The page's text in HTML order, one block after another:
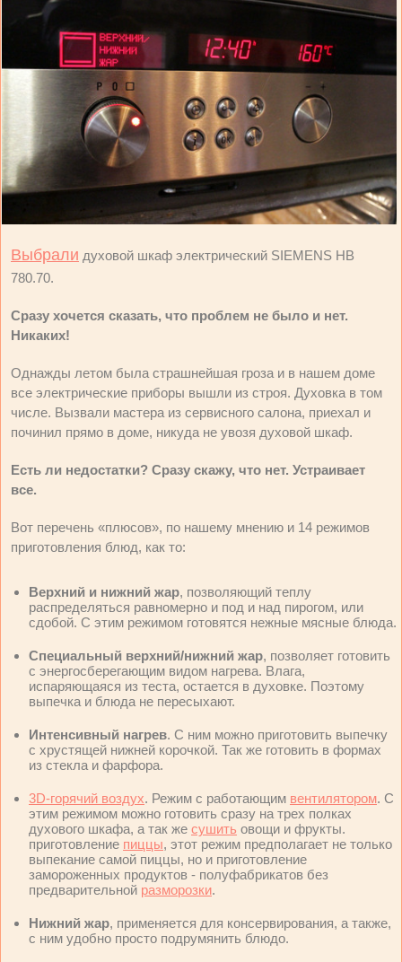
Выбрали духовой шкаф электрический SIEMENS HB
780.70.
Сразу хочется сказать, что проблем не было и нет.
Никаких!
Однажды летом была страшнейшая гроза и в нашем доме
все электрические приборы вышли из строя. Духовка в том
числе. Вызвали мастера из сервисного салона, приехал и
починил прямо в доме, никуда не увозя духовой шкаф.
Есть ли недостатки? Сразу скажу, что нет. Устраивает
все.
Вот перечень «плюсов», по нашему мнению и 14 режимов
приготовления блюд, как то:
Верхний и нижний жар, позволяющий теплу
распределяться равномерно и под и над пирогом, или
сдобой. С этим режимом готовятся нежные мясные блюда.
Специальный верхний/нижний жар, позволяет готовить
с энергосберегающим видом нагрева. Влага,
испаряющаяся из теста, остается в духовке. Поэтому
выпечка и блюда не пересыхают.
Интенсивный нагрев. С ним можно приготовить выпечку
с хрустящей нижней корочкой. Так же готовить в формах
из стекла и фарфора.
3D-горячий воздух. Режим с работающим вентилятором. С
этим режимом можно готовить сразу на трех полках
духового шкафа, а так же сушить овощи и фрукты.
приготовление пиццы, этот режим предполагает не только
выпекание самой пиццы, но и приготовление
замороженных продуктов - полуфабрикатов без
предварительной разморозки.
Нижний жар, применяется для консервирования, а также,
с ним удобно просто подрумянить блюдо.